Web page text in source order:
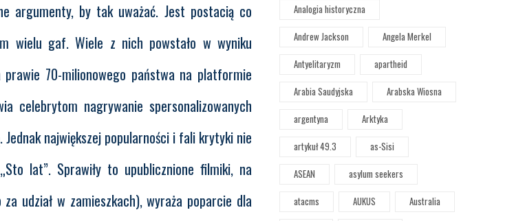
argumenty, by tak uważać. Jest postacią co
wielu gaf. Wiele z nich powstało w wyniku
prawie 70-milionowego państwa na platformie
celebrytom nagrywanie spersonalizowanych
największej popularności i fali krytyki nie
lat”. Sprawiły to upublicznione filmiki, na
udział w zamieszkach), wyraża poparcie dla
Analogia historyczna
Andrew Jackson
Angela Merkel
Antyelitaryzm
apartheid
Arabia Saudyjska
Arabska Wiosna
argentyna
Arktyka
artykuł 49.3
as-Sisi
ASEAN
asylum seekers
atacms
AUKUS
Australia